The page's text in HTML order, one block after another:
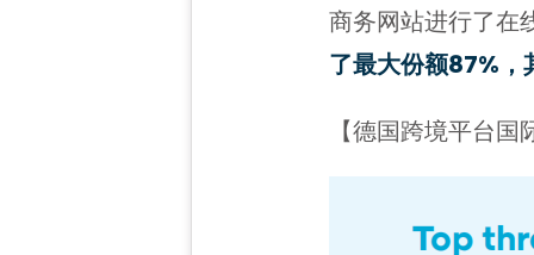
商务网站进行了在
了最大份额87%
【德国跨境平台